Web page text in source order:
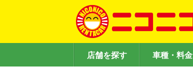
店舗を探す 車種・料金